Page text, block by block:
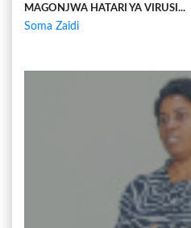
MAGONJWA HATARI YA VIRUSI...
Soma Zaidi